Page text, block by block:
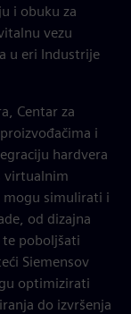
i obuku za
vezu
u eri Industrije
Centar za
i
hardvera
virtualnim
mogu simulirati i
od dizajna
poboljšati
Siemensov
optimizirati
do izvršenja